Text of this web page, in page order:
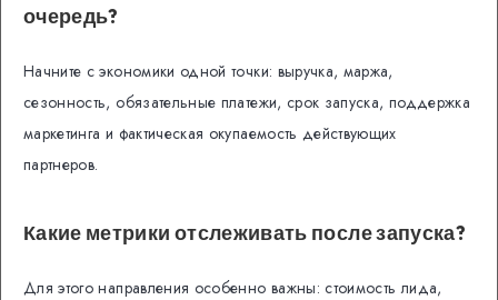
очередь?
Начните с экономики одной точки: выручка, маржа,
сезонность, обязательные платежи, срок запуска, поддержка
маркетинга и фактическая окупаемость действующих
партнеров.
Какие метрики отслеживать после запуска?
Для этого направления особенно важны: стоимость лида,